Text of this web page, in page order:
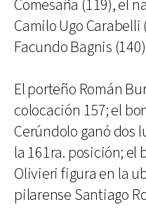
Comesaña (119), el
Camilo Ugo
Facundo Bagnis
El porteño Román
colocación 157; el
Cerúndolo ganó dos
la 161ra. posición; el
Olivieri figura en la
pilarense Santiago